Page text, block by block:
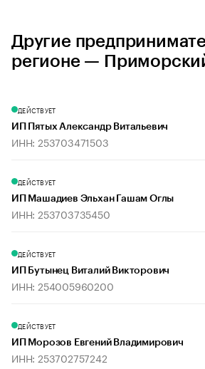
Другие
регионе —
ДЕЙСТВУЕТ
ИП Пятых Александр Витальевич
ИНН: 253703471503
ДЕЙСТВУЕТ
ИП Машадиев Эльхан Гашам Оглы
ИНН: 253703735450
ДЕЙСТВУЕТ
ИП Бутынец Виталий Викторович
ИНН: 254005960200
ДЕЙСТВУЕТ
ИП Морозов Евгений Владимирович
ИНН: 253702757242